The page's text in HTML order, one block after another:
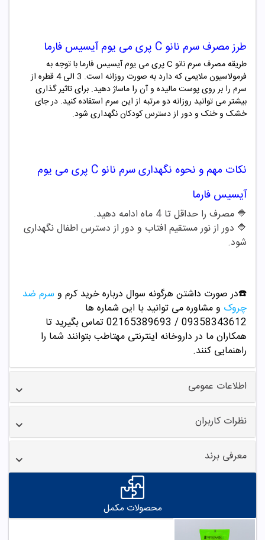
طرز مصرف سرم نانو C پری می یوم آیسیس فارما
طریقه مصرف سرم نانو C پری می یوم آیسیس فارما با توجه به
فرمولاسیون ملایمی که دارد به صورت روزانه است. 3 الی 4 قطره از
سرم را بر روی پوست مالیده و آن را ماساژ دهید. برای تاثیر گذاری
بیشتر می توانید روزانه دو مرتبه از این سرم استفاده کنید. در جای
خشک و خنک و دور از دسترس کودکان نگهداری شود.
نکات مهم و نحوه نگهداری
سرم نانو C پری می یوم
آیسیس فارما
🔷 مصرف را حداقل تا 4 ماه ادامه دهید.
🔷 دور از نور مستقیم افتاب و دور از دسترس اطفال نگهداری
شود.
☎️در صورت داشتن هرگونه سوال درباره خرید کرم و سرم ضد
چروک و مشاوره می توانید با این شماره ها
09358343612 / 02165389693
تماس بگیرید تا
همکاران ما در داروخانه اینترنتی مهتاطب بتوانند شما را
راهنمایی کنند.
اطلاعات عمومی
نظرات کاربران
معرفی برند
محصولات مکمل